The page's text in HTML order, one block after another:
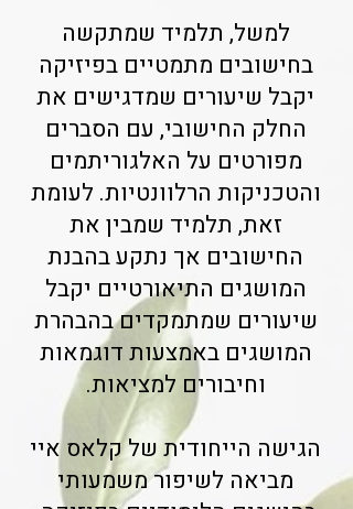
למשל, תלמיד שמתקשה
בחישובים מתמטיים בפיזיקה
יקבל שיעורים שמדגישים את
החלק החישובי, עם הסברים
מפורטים על האלגוריתמים
והטכניקות הרלוונטיות. לעומת
זאת, תלמיד שמבין את
החישובים אך נתקע בהבנת
המושגים התיאורטיים יקבל
שיעורים שמתמקדים בהבהרת
המושגים באמצעות דוגמאות
וחיבורים למציאות.
הגישה הייחודית של קלאס איי
מביאה לשיפור משמעותי